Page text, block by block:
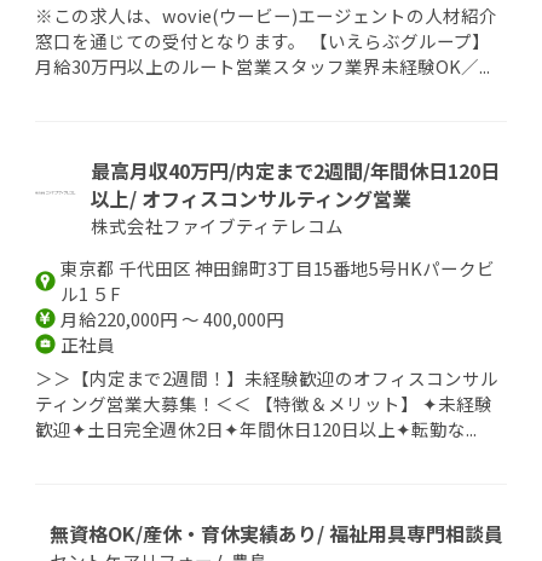
※この求人は、wovie(ウービー)エージェントの人材紹介
窓口を通じての受付となります。 【いえらぶグループ】
月給30万円以上のルート営業スタッフ業界未経験OK／...
最高月収40万円/内定まで2週間/年間休日120日
以上/ オフィスコンサルティング営業
株式会社ファイブティテレコム
東京都 千代田区 神田錦町3丁目15番地5号HKパークビ
ル1 ５F
月給220,000円 ～ 400,000円
正社員
＞＞【内定まで2週間！】未経験歓迎のオフィスコンサル
ティング営業大募集！＜＜ 【特徴＆メリット】 ✦未経験
歓迎✦土日完全週休2日✦年間休日120日以上✦転勤な...
無資格OK/産休・育休実績あり/ 福祉用具専門相談員